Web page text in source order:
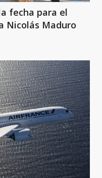
fecha para el
Nicolás Maduro